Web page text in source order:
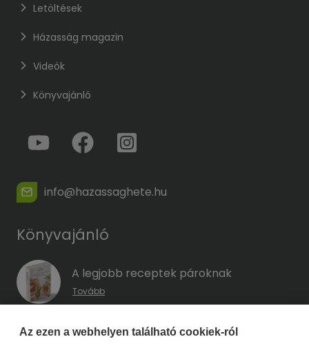
Letöltések
Házasság magazin
Videók
Könyvajánló
info@hazassaghete.hu
Könyvajánló
A legjobb receptek pároknak
Tovább
A hűség kódja – Hogyan előzd meg a
megcsalást, mielőtt még eszedbe jutott
Az ezen a webhelyen található cookiek-ról